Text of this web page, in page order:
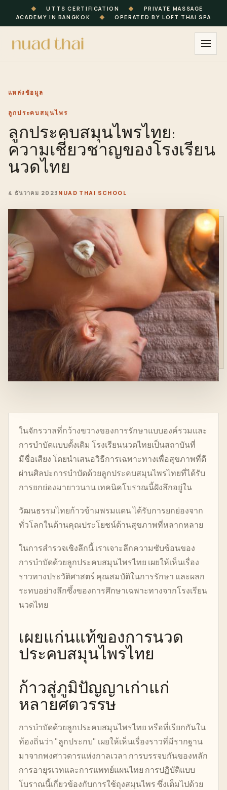
◆ UTTS CERTIFICATION ◆
PRIVATE MASSAGE
ACADEMY IN BANGKOK
◆ OPERATED BY LOFT THAI SPA
แหล่งข้อมูล
ลูกประคบสมุนไพร
ลูกประคบสมุนไพรไทย:
ความเชี่ยวชาญของโรงเรียน
นวดไทย
4 ธันวาคม 2023 NUAD THAI SCHOOL
ในจักรวาลที่กว้างขวางของการรักษาแบบองค์รวมและ
การบำบัดแบบดั้งเดิม โรงเรียนนวดไทยเป็นสถาบันที่
มีชื่อเสียง โดยนำเสนอวิธีการเฉพาะทางเพื่อสุขภาพที่ดี
ผ่านศิลปะการบำบัดด้วยลูกประคบสมุนไพรไทยที่ได้รับ
การยกย่องมายาวนาน เทคนิคโบราณนี้ฝังลึกอยู่ใน
วัฒนธรรมไทยก้าวข้ามพรมแดน ได้รับการยกย่องจาก
ทั่วโลกในด้านคุณประโยชน์ด้านสุขภาพที่หลากหลาย
ในการสำรวจเชิงลึกนี้ เราเจาะลึกความซับซ้อนของ
การบำบัดด้วยลูกประคบสมุนไพรไทย เผยให้เห็นเรื่อง
ราวทางประวัติศาสตร์ คุณสมบัติในการรักษา และผลก
ระทบอย่างลึกซึ้งของการศึกษาเฉพาะทางจากโรงเรียน
นวดไทย
เผยแก่นแท้ของการนวด
ประคบสมุนไพรไทย
ก้าวสู่ภูมิปัญญาเก่าแก่
หลายศตวรรษ
การบำบัดด้วยลูกประคบสมุนไพรไทย หรือที่เรียกกันใน
ท้องถิ่นว่า "ลูกประกบ" เผยให้เห็นเรื่องราวที่มีรากฐาน
มาจากพงศาวดารแห่งกาลเวลา การบรรจบกันของหลัก
การอายุรเวทและการแพทย์แผนไทย การปฏิบัติแบบ
โบราณนี้เกี่ยวข้องกับการใช้ถุงสมุนไพร ซึ่งเต็มไปด้วย